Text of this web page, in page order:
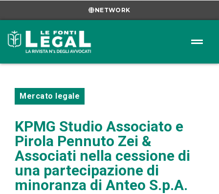
NETWORK
Mercato legale
KPMG Studio Associato e
Pirola Pennuto Zei &
Associati nella cessione di
una partecipazione di
minoranza di Anteo S.p.A.